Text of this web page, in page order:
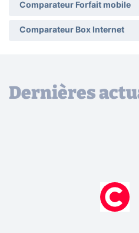
Comparateur Forfait mobile
Comparateur Box Internet
Dernières